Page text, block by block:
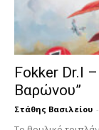
Fokker Dr.I
Βαρώνου”
Στάθης Βασιλείου -